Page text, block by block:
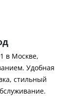
в Москве,
Удобная
стильный